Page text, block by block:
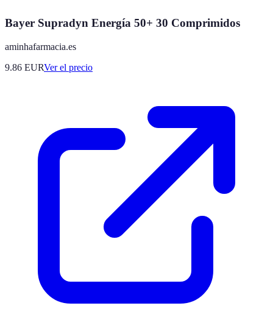
Bayer Supradyn Energía 50+ 30 Comprimidos
aminhafarmacia.es
9.86 EURVer el precio